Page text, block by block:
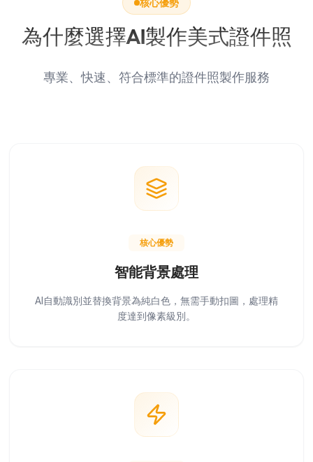
為什麼選擇AI製作美式證件照
專業、快速、符合標準的證件照製作服務
核心優勢
智能背景處理
AI自動識別並替換背景為純白色，無需手動扣圖，處理精
度達到像素級別。